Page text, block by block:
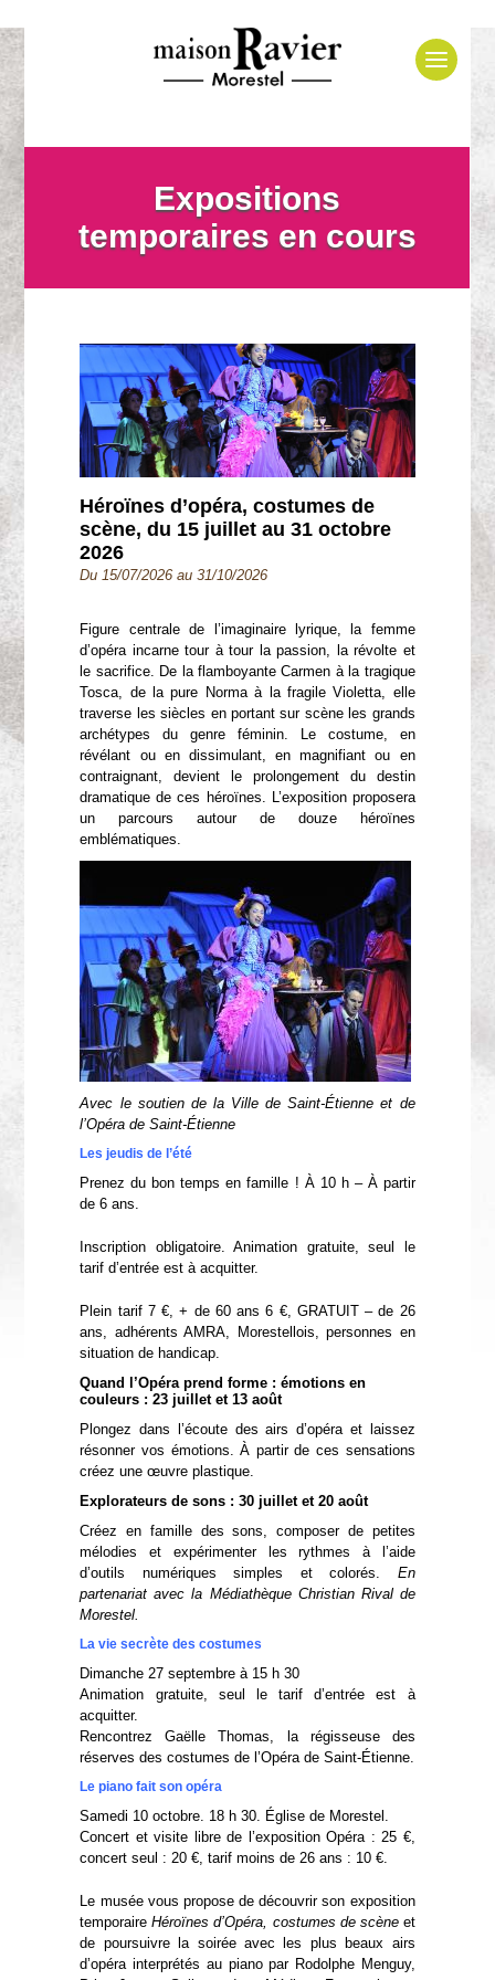
Expositions
temporaires en cours
Héroïnes d’opéra, costumes de
scène, du 15 juillet au 31 octobre
2026
Du 15/07/2026 au 31/10/2026
Figure centrale de l’imaginaire lyrique, la femme
d’opéra incarne tour à tour la passion, la révolte et
le sacrifice. De la flamboyante Carmen à la tragique
Tosca, de la pure Norma à la fragile Violetta, elle
traverse les siècles en portant sur scène les grands
archétypes du genre féminin. Le costume, en
révélant ou en dissimulant, en magnifiant ou en
contraignant, devient le prolongement du destin
dramatique de ces héroïnes. L’exposition proposera
un parcours autour de douze héroïnes
emblématiques.
Avec le soutien de la Ville de Saint-Étienne et de
l’Opéra de Saint-Étienne
Les jeudis de l’été
Prenez du bon temps en famille ! À 10 h – À partir
de 6 ans.
Inscription obligatoire. Animation gratuite, seul le
tarif d’entrée est à acquitter.
Plein tarif 7 €, + de 60 ans 6 €, GRATUIT – de 26
ans, adhérents AMRA, Morestellois, personnes en
situation de handicap.
Quand l’Opéra prend forme : émotions en
couleurs : 23 juillet et 13 août
Plongez dans l’écoute des airs d’opéra et laissez
résonner vos émotions. À partir de ces sensations
créez une œuvre plastique.
Explorateurs de sons : 30 juillet et 20 août
Créez en famille des sons, composer de petites
mélodies et expérimenter les rythmes à l’aide
d’outils numériques simples et colorés. En
partenariat avec la Médiathèque Christian Rival de
Morestel.
La vie secrète des costumes
Dimanche 27 septembre à 15 h 30
Animation gratuite, seul le tarif d’entrée est à
acquitter.
Rencontrez Gaëlle Thomas, la régisseuse des
réserves des costumes de l’Opéra de Saint-Étienne.
Le piano fait son opéra
Samedi 10 octobre. 18 h 30. Église de Morestel.
Concert et visite libre de l’exposition Opéra : 25 €,
concert seul : 20 €, tarif moins de 26 ans : 10 €.
Le musée vous propose de découvrir son exposition
temporaireHéroïnes d’Opéra, costumes de scèneet
de poursuivre la soirée avec les plus beaux airs
d’opéra interprétés au piano par Rodolphe Menguy,